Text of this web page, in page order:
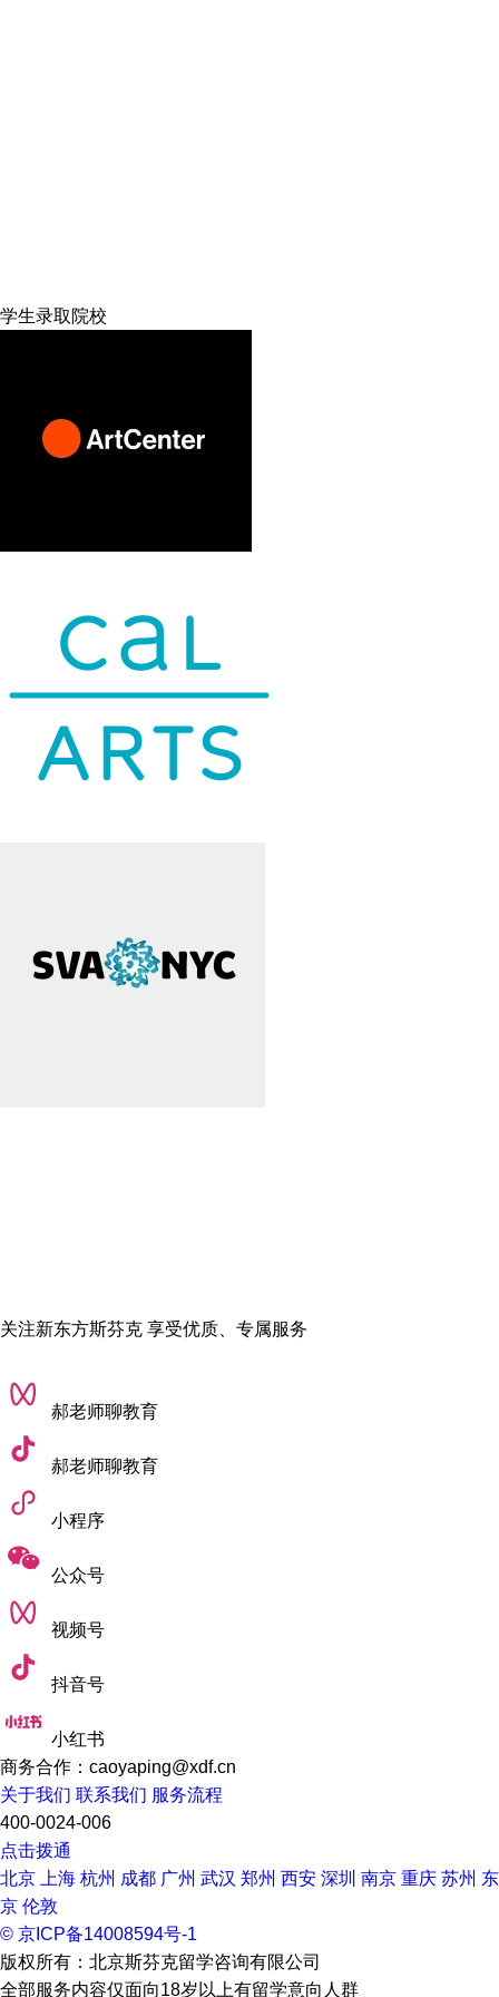
学生录取院校
关注新东方斯芬克 享受优质、专属服务
郝老师聊教育
郝老师聊教育
小程序
公众号
视频号
抖音号
小红书
商务合作：caoyaping@xdf.cn
关于我们 联系我们 服务流程
400-0024-006
点击拨通
北京
上海 杭州 成都 广州 武汉 郑州 西安 深圳 南京 重庆 苏州 东
京 伦敦
© 京ICP备14008594号-1
版权所有：北京斯芬克留学咨询有限公司
全部服务内容仅面向18岁以上有留学意向人群